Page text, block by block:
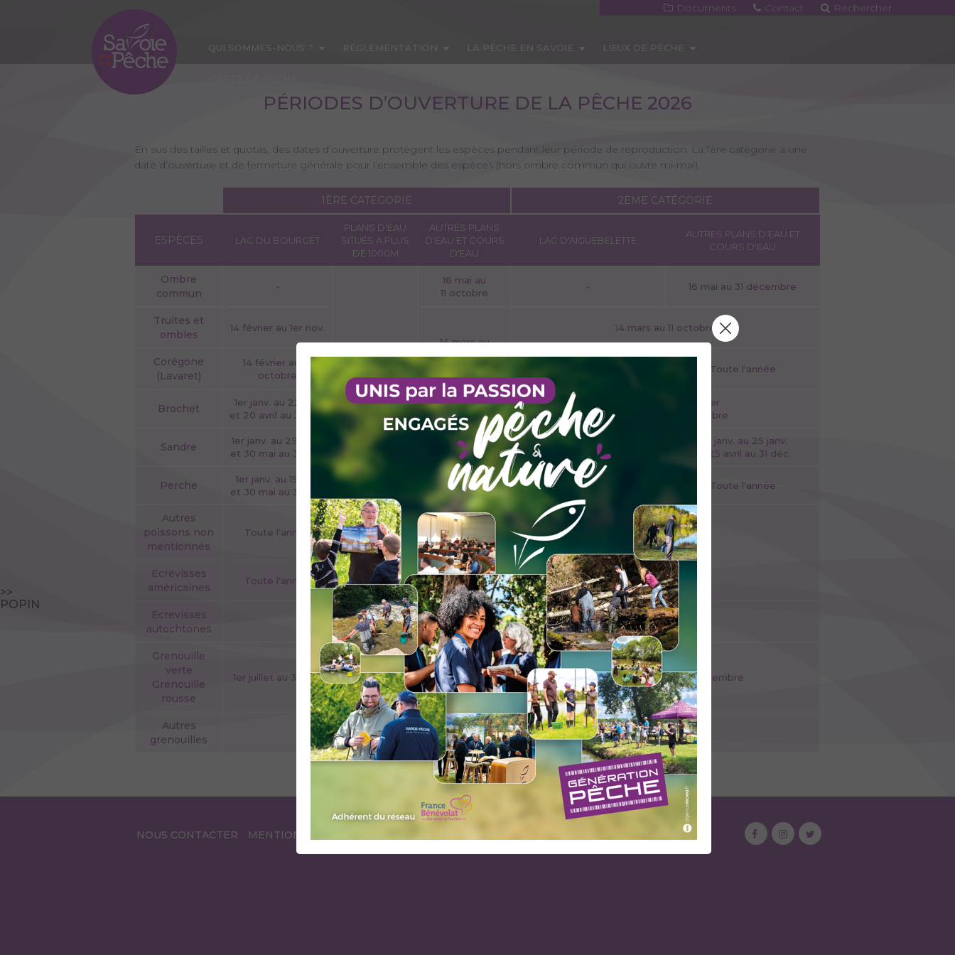
Documents Contact Rechercher
QUI SOMMES-NOUS ? LA PÊCHE EN SAVOIE LIEUX DE PÊCHE
>>
POPIN
PÉRIODES D’OUVERTURE DE LA PÊCHE 2026
En sus des tailles et quotas, des dates d’ouverture protègent les espèces pendant leur période de reproduction. La 1ère catégorie a une
date d’ouverture et de fermeture générale pour l’ensemble des espèces (hors ombre commun qui ouvre mi-mai).
1ÈRE CATÉGORIE 2ÈME CATÉGORIE
ESPÈCES LAC DU BOURGET
PLANS D'EAU
SITUÉS À PLUS
DE 1000M
AUTRES PLANS
D'EAU ET COURS
D'EAU
LAC D'AIGUEBELETTE
AUTRES PLANS D'EAU ET
COURS D'EAU
Ombre
commun
-
6 juin au
11 octobre
16 mai au
11 octobre
- 16 mai au 31 décembre
Truites et
ombles
14 février au 1er nov.
14 mars au
11 octobre
14 mars au 11 octobre
Corégone
(Lavaret)
14 février au 18
octobre
Toute l'année
Brochet
1er janv. au 22 fév.
et 20 avril au 31 déc.
25 avril au
11 octobre
1er janvier au 25 janvier
et 25 avril au 31 décembre
Sandre
1er janv. au 29 mars
et 30 mai au 31 déc.
14 mars au
11 octobre
1er janv. au 29 mars
et 30 mai au 31 déc.
1er janv. au 25 janv.
et 25 avril au 31 déc.
Perche
1er janv. au 19 avril
et 30 mai au 31 déc.
1er janv. au 14 mars et 25 avril
au 31 déc.
Toute l'année
Autres
poissons non
mentionnés
Toute l'année
Toute l'année
Ecrevisses
américaines
Toute l'année
Ecrevisses
autochtones
(des torrents, pattes blanches, rouges ou grêles) Pêche non autorisée
Grenouille
verte
Grenouille
rousse
1er juillet au 31 déc. 1er juillet au 11 octobre 1er juillet au 31 décembre
Autres
grenouilles
Pêche non autorisée
NOUS CONTACTER MENTIONS LÉGALES